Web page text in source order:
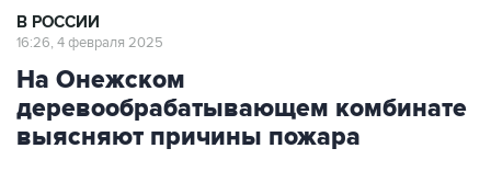
В РОССИИ
16:26, 4 февраля 2025
На Онежском
деревообрабатывающем комбинате
выясняют причины пожара